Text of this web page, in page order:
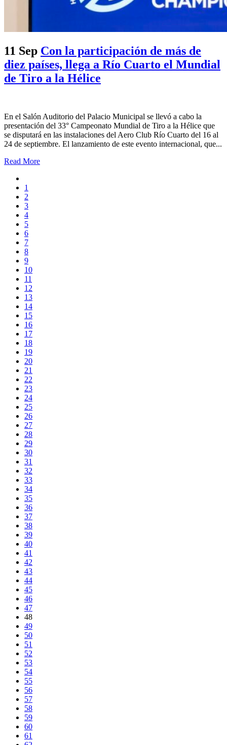
11 Sep Con la participación de más de
diez países, llega a Río Cuarto el Mundial
de Tiro a la Hélice
En el Salón Auditorio del Palacio Municipal se llevó a cabo la
presentación del 33° Campeonato Mundial de Tiro a la Hélice que
se disputará en las instalaciones del Aero Club Río Cuarto del 16 al
24 de septiembre. El lanzamiento de este evento internacional, que...
Read More
1
2
3
4
5
6
7
8
9
10
11
12
13
14
15
16
17
18
19
20
21
22
23
24
25
26
27
28
29
30
31
32
33
34
35
36
37
38
39
40
41
42
43
44
45
46
47
48
49
50
51
52
53
54
55
56
57
58
59
60
61